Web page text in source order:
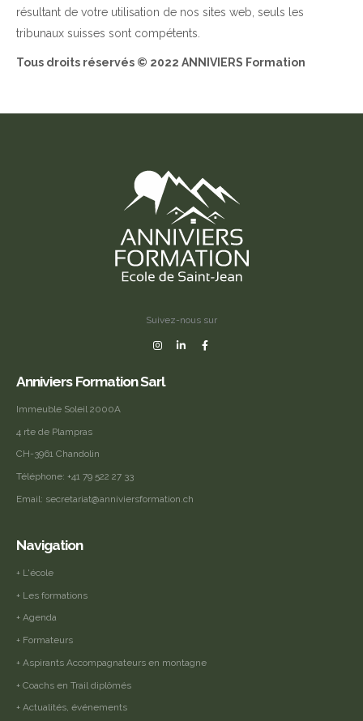
résultant de votre utilisation de nos sites web, seuls les
tribunaux suisses sont compétents.
Tous droits réservés © 2022 ANNIVIERS Formation
Suivez-nous sur
Anniviers Formation Sarl
Immeuble Soleil 2000A
4 rte de Plampras
CH-3961 Chandolin
Téléphone: +41 79 522 27 33
Email: secretariat@anniviersformation.ch
Navigation
+ L'école
+ Les formations
+ Agenda
+ Formateurs
+ Aspirants Accompagnateurs en montagne
+ Coachs en Trail diplômés
+ Actualités, événements